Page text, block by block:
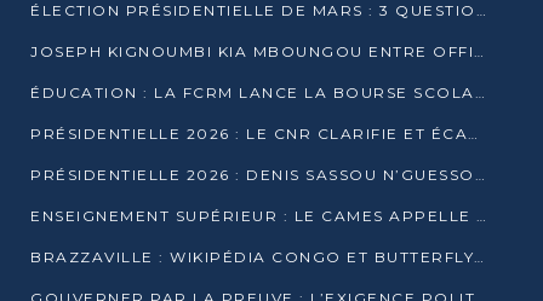
ÉLECTION PRÉSIDENTIELLE DE MARS : 3 QUESTIONS À UN EXPERT CONGOLAIS DE LA CYBERSÉCURITÉ
JOSEPH KIGNOUMBI KIA MBOUNGOU ENTRE OFFICIELLEMENT EN COURSE POUR LA PRÉSIDENTIELLE
ÉDUCATION : LA FCRM LANCE LA BOURSE SCOLAIRE FRANCINE-NTOUMI POUR PROMOUVOIR LES FILIÈRES SCIENTIFIQUES
PRÉSIDENTIELLE 2026 : LE CNR CLARIFIE ET ÉCARTE LA CANDIDATURE DU PASTEUR NTUMI
PRÉSIDENTIELLE 2026 : DENIS SASSOU N’GUESSO ANNONCE OFFICIELLEMENT SA CANDIDATURE
ENSEIGNEMENT SUPÉRIEUR : LE CAMES APPELLE À UNE UNIVERSITÉ AFRICAINE AXÉE SUR L’EMPLOYABILITÉ
BRAZZAVILLE : WIKIPÉDIA CONGO ET BUTTERFLY SCELLENT UN PARTENARIAT POUR STRUCTURER LE BÉNÉVOLAT NUMÉRIQUE